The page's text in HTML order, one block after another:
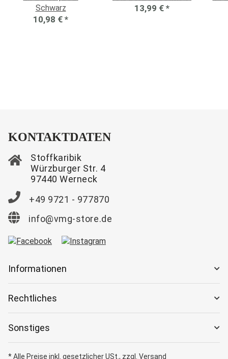
Schwarz
10,98 € *
13,99 € *
KONTAKTDATEN
Stoffkaribik
Würzburger Str. 4
97440 Werneck
+49 9721 - 977870
info@vmg-store.de
Informationen
Rechtliches
Sonstiges
* Alle Preise inkl. gesetzlicher USt., zzgl. Versand